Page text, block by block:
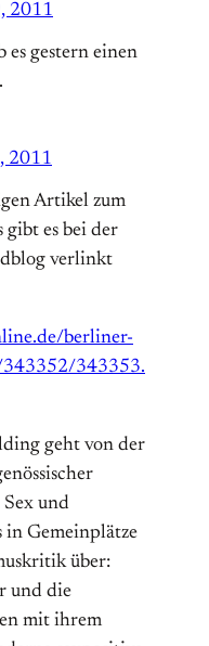
2011
es gestern einen
.
2011
Artikel zum
gibt es bei der
verlinkt
berliner-
343352/343353.
geht von der
und
in Gemeinplätze
über:
und die
mit ihrem